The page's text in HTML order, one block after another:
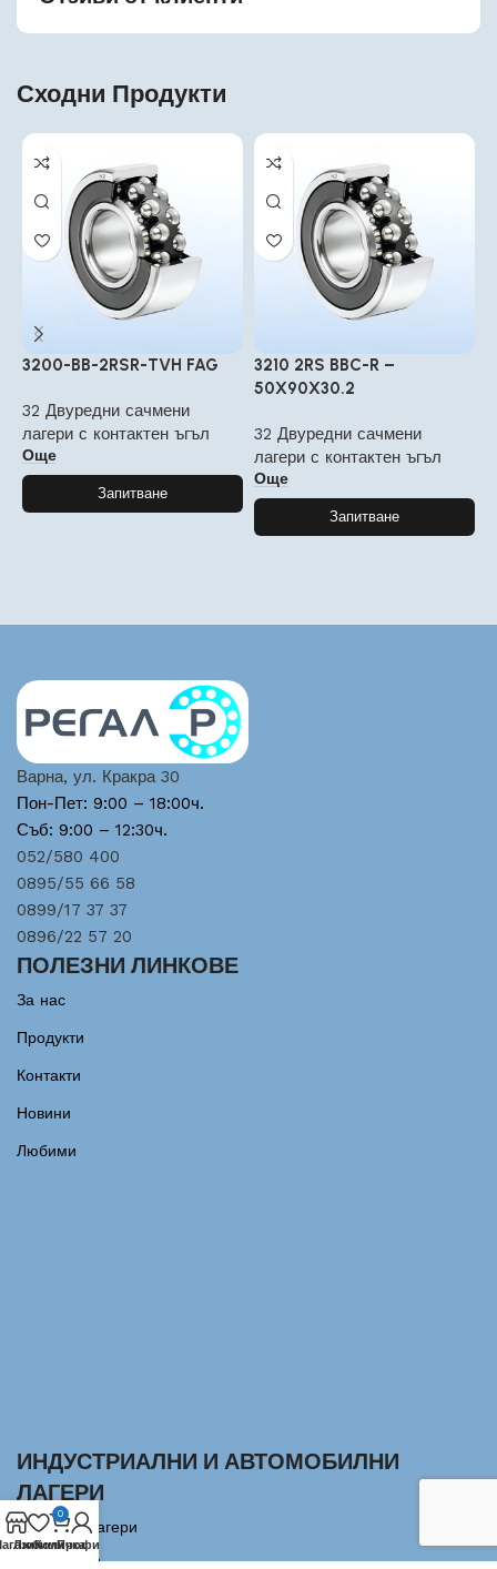
Сходни Продукти
3200-BB-2RSR-TVH FAG
32 Двуредни сачмени
лагери с контактен ъгъл
Още
Запитване
3210 2RS BBC-R –
50X90X30.2
32 Двуредни сачмени
лагери с контактен ъгъл
Още
Запитване
Варна, ул. Кракра 30
Пон-Пет: 9:00 – 18:00ч.
Съб: 9:00 – 12:30ч.
052/580 400
0895/55 66 58
0899/17 37 37
0896/22 57 20
ПОЛЕЗНИ ЛИНКОВЕ
За нас
Продукти
Контакти
Новини
Любими
ИНДУСТРИАЛНИ И АВТОМОБИЛНИ
ЛАГЕРИ
Сачмени лагери
Аксиални Лагери
Любими
0
Количка
Профил